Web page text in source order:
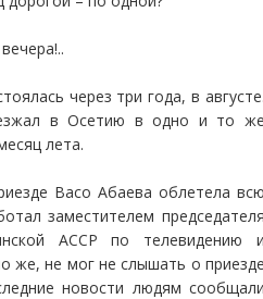
через три года, в
в Осетию в одно и то
лета.
Васо Абаева облетела
заместителем
АССР по телевидению
же, не мог не слышать о
новости людям